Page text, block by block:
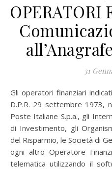
OPERATORI
31
Gli operatori finanziari indicati all'art. 7, sesto comma, del
D.P.R. 29 settembre 1973,
Poste Italiane S.p.a., gli
di Investimento, gli
del Risparmio, le Società di
ogni altro Operatore
telematica utilizzando il